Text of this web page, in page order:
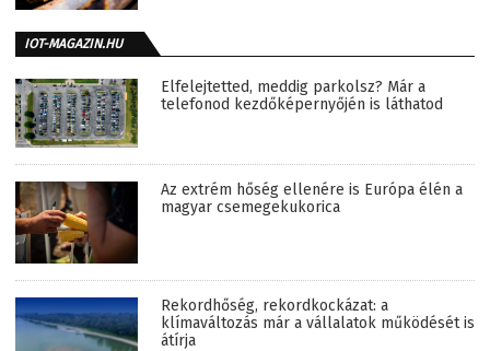
IOT-MAGAZIN.HU
Elfelejtetted, meddig parkolsz? Már a
telefonod kezdőképernyőjén is láthatod
Az extrém hőség ellenére is Európa élén a
magyar csemegekukorica
Rekordhőség, rekordkockázat: a
klímaváltozás már a vállalatok működését is
átírja